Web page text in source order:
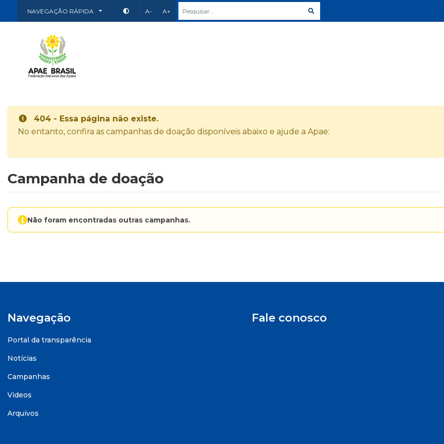
NAVEGAÇÃO RÁPIDA A- A+
404 - Essa página não existe.
No entanto, confira as campanhas de doação disponíveis abaixo e ajude a Apae:
Campanha de doação
Não foram encontradas outras campanhas.
Navegação
Portal da transparência
Notícias
Campanhas
Videos
Arquivos
Fale conosco